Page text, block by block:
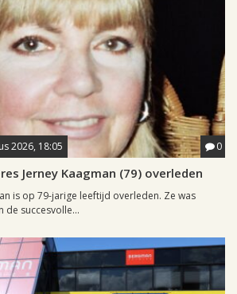
2026, 18:05 0
Jerney Kaagman (79) overleden
is op 79-jarige leeftijd overleden. Ze was
de succesvolle...